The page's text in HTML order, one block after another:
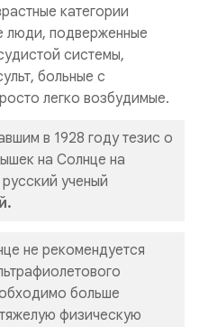
категории
люди, подверженные
системы,
больные с
легко возбудимые.
в 1928 году тезис о
на Солнце на
ученый
не рекомендуется
больше
физическую